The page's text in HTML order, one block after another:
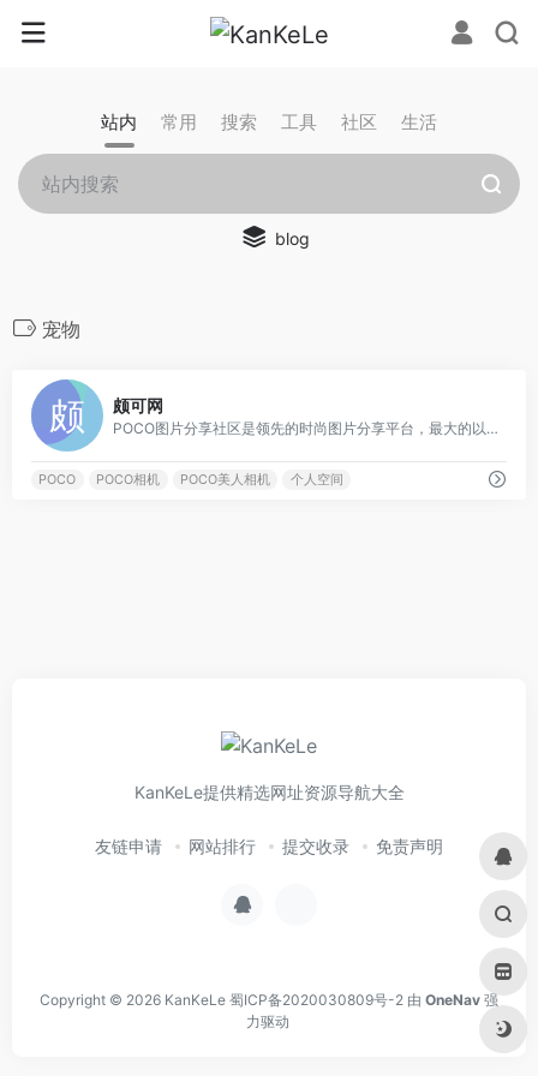
站内 常用 搜索 工具 社区 生活
blog
宠物
颇可网
POCO图片分享社区是领先的时尚图片分享平台，最大的以原创图片为核心的分享社区，汇聚百万摄影与视觉爱好者，和你发现和分享最新最时尚的潮流
POCO POCO相机 POCO美人相机 个人空间
KanKeLe提供精选网址资源导航大全
友链申请 网站排行 提交收录 免责声明
Copyright © 2026 KanKeLe 蜀ICP备2020030809号-2 由 OneNav 强
力驱动